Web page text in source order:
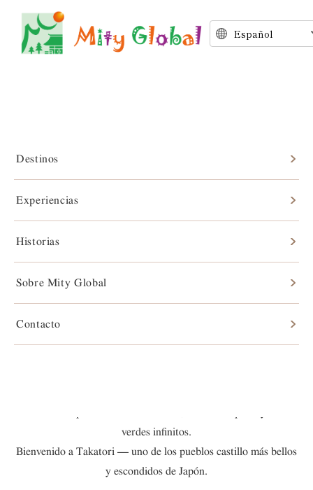
Destinos
Experiencias
Historias
Sobre Mity Global
Contacto
verdes infinitos.
Bienvenido a Takatori — uno de los pueblos castillo más bellos
y escondidos de Japón.